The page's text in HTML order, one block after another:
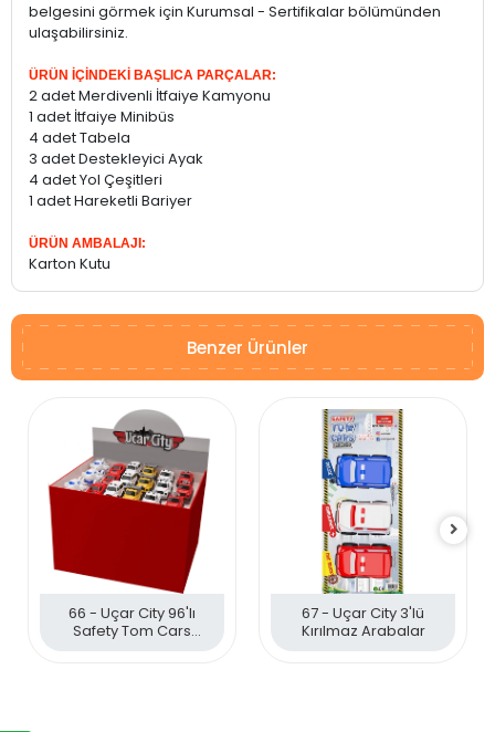
belgesini görmek için Kurumsal - Sertifikalar bölümünden
ulaşabilirsiniz.
ÜRÜN İÇİNDEKİ BAŞLICA PARÇALAR:
2 adet Merdivenli İtfaiye Kamyonu
1 adet İtfaiye Minibüs
4 adet Tabela
3 adet Destekleyici Ayak
4 adet Yol Çeşitleri
1 adet Hareketli Bariyer
ÜRÜN AMBALAJI:
Karton Kutu
Benzer Ürünler
66 - Uçar City 96'lı
Safety Tom Cars
67 - Uçar City 3'lü
Kırılmaz Arabalar